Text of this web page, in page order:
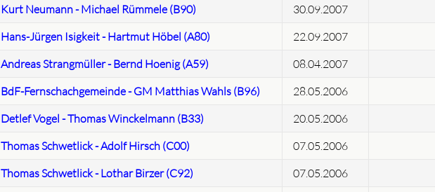
Kurt Neumann - Michael Rümmele (B90)
30.09.2007
Hans-Jürgen Isigkeit - Hartmut Höbel (A80)
22.09.2007
Andreas Strangmüller - Bernd Hoenig (A59)
08.04.2007
BdF-Fernschachgemeinde - GM Matthias Wahls (B96)
28.05.2006
Detlef Vogel - Thomas Winckelmann (B33)
20.05.2006
Thomas Schwetlick - Adolf Hirsch (C00)
07.05.2006
Thomas Schwetlick - Lothar Birzer (C92)
07.05.2006